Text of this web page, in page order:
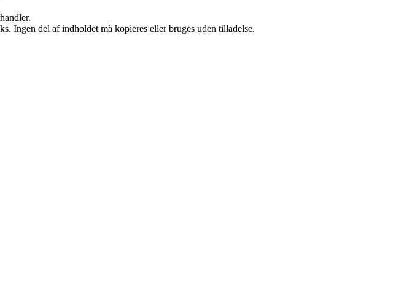
Ingen del af indholdet må kopieres eller bruges uden tilladelse.